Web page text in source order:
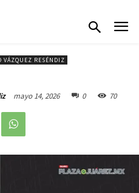
VÁZQUEZ RESÉNDIZ
mayo 14, 2026 0 70